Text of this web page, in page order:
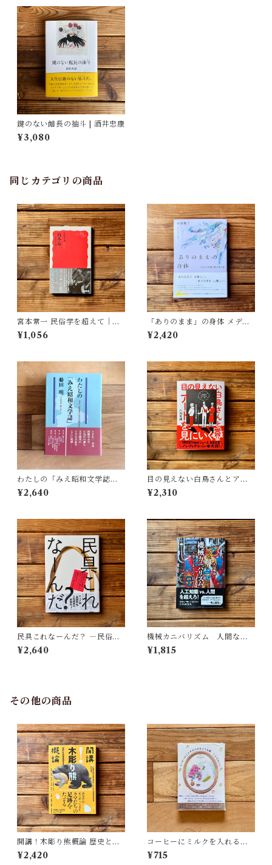
鍵のない館長の抽斗 | 酒井忠康
¥3,080
同じカテゴリの商品
宮本常一 民俗学を超えて｜木
村 哲也
¥1,056
「ありのまま」の身体 メディ
アが描く私の見た目 | 藤嶋 陽
子(著)
¥2,420
わたしの「みえ昭和文学誌」 |
藤田 明
¥2,640
目の見えない白鳥さんとアー
トを見にいく | 川内 有緒
¥2,310
民具これなーんだ？ ―民俗学
者・宮本常一が美術大学に遺
した民具コレクション | 加藤幸
¥2,640
機械カニバリズム 人間なき
あとの人類学へ｜久保 明教
¥1,815
その他の商品
開講！木彫り熊概論 歴史と文
化を旅する | 北海道大学大学院
文学院文化多様性論講座博物
¥2,420
コーヒーにミルクを入れるよ
うな愛 | くどう れいん
¥715